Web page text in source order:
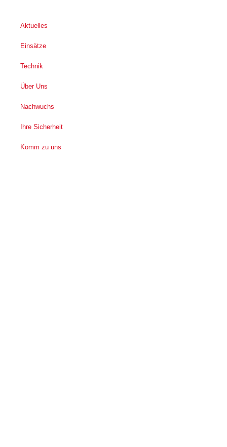
Aktuelles
Einsätze
Technik
Über Uns
Nachwuchs
Ihre Sicherheit
Komm zu uns